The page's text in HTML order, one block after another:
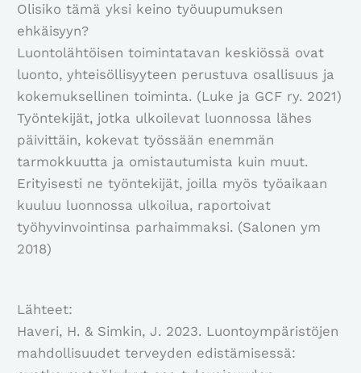
Olisiko tämä yksi keino työuupumuksen
ehkäisyyn?
Luontolähtöisen toimintatavan keskiössä ovat
luonto, yhteisöllisyyteen perustuva osallisuus ja
kokemuksellinen toiminta. (Luke ja GCF ry. 2021)
Työntekijät, jotka ulkoilevat luonnossa lähes
päivittäin, kokevat työssään enemmän
tarmokkuutta ja omistautumista kuin muut.
Erityisesti ne työntekijät, joilla myös työaikaan
kuuluu luonnossa ulkoilua, raportoivat
työhyvinvointinsa parhaimmaksi. (Salonen ym
2018)
Lähteet:
Haveri, H. & Simkin, J. 2023. Luontoympäristöjen
mahdollisuudet terveyden edistämisessä: